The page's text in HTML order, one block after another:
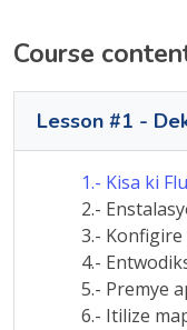
Course
Lesson #1 -
1.- Kisa ki
2.-
3.- Konfigire
4.-
5.- Premye
6.- Itilize